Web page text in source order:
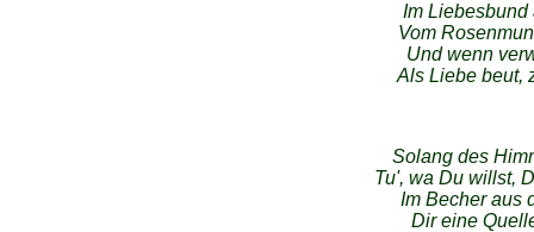
Im Liebesbund
Vom
Und wenn
Als Liebe beut,
Solang des
Tu', wa Du willst,
Im Becher aus
Dir eine